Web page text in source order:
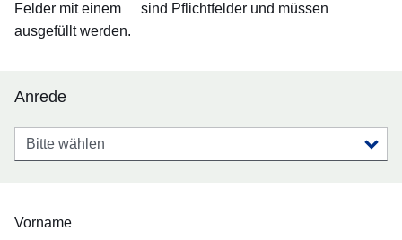
Felder mit einem
sind Pflichtfelder und müssen
ausgefüllt werden.
Anrede
Anrede
Vorname